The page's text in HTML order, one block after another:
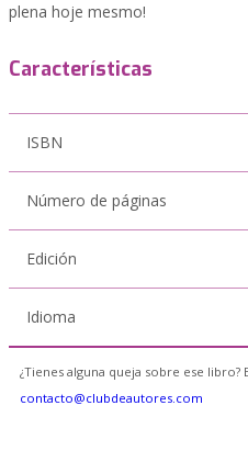
plena hoje mesmo!
Características
ISBN
Número de páginas
Edición
Idioma
¿Tienes alguna queja sobre ese
contacto@clubdeautores.com